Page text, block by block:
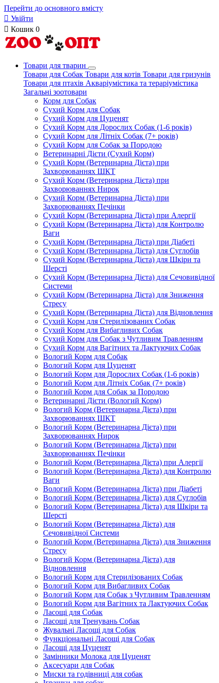
Перейти до основного вмісту
 Увійти
 Кошик 0
Товари для тварин
Товари для Собак Товари для котів Товари для гризунів
Товари для птахів Акваріумістика та тераріумістика
Загальні зоотовари
Корм для Собак
Сухий Корм для Собак
Сухий Корм для Цуценят
Сухий Корм для Дорослих Собак (1-6 років)
Сухий Корм для Літніх Собак (7+ років)
Сухий Корм для Собак за Породою
Ветеринарні Дієти (Сухий Корм)
Сухий Корм (Ветеринарна Дієта) при
Захворюваннях ШКТ
Сухий Корм (Ветеринарна Дієта) при
Захворюваннях Нирок
Сухий Корм (Ветеринарна Дієта) при
Захворюваннях Печінки
Сухий Корм (Ветеринарна Дієта) при Алергії
Сухий Корм (Ветеринарна Дієта) для Контролю
Ваги
Сухий Корм (Ветеринарна Дієта) при Діабеті
Сухий Корм (Ветеринарна Дієта) для Суглобів
Сухий Корм (Ветеринарна Дієта) для Шкіри та
Шерсті
Сухий Корм (Ветеринарна Дієта) для Сечовивідної
Системи
Сухий Корм (Ветеринарна Дієта) для Зниження
Стресу
Сухий Корм (Ветеринарна Дієта) для Відновлення
Сухий Корм для Стерилізованих Собак
Сухий Корм для Вибагливих Собак
Сухий Корм для Собак з Чутливим Травленням
Сухий Корм для Вагітних та Лактуючих Собак
Вологий Корм для Собак
Вологий Корм для Цуценят
Вологий Корм для Дорослих Собак (1-6 років)
Вологий Корм для Літніх Собак (7+ років)
Вологий Корм для Собак за Породою
Ветеринарні Дієти (Вологий Корм)
Вологий Корм (Ветеринарна Дієта) при
Захворюваннях ШКТ
Вологий Корм (Ветеринарна Дієта) при
Захворюваннях Нирок
Вологий Корм (Ветеринарна Дієта) при
Захворюваннях Печінки
Вологий Корм (Ветеринарна Дієта) при Алергії
Вологий Корм (Ветеринарна Дієта) для Контролю
Ваги
Вологий Корм (Ветеринарна Дієта) при Діабеті
Вологий Корм (Ветеринарна Дієта) для Суглобів
Вологий Корм (Ветеринарна Дієта) для Шкіри та
Шерсті
Вологий Корм (Ветеринарна Дієта) для
Сечовивідної Системи
Вологий Корм (Ветеринарна Дієта) для Зниження
Стресу
Вологий Корм (Ветеринарна Дієта) для
Відновлення
Вологий Корм для Стерилізованих Собак
Вологий Корм для Вибагливих Собак
Вологий Корм для Собак з Чутливим Травленням
Вологий Корм для Вагітних та Лактуючих Собак
Ласощі для Собак
Ласощі для Тренувань Собак
Жувальні Ласощі для Собак
Функціональні Ласощі для Собак
Ласощі для Цуценят
Замінники Молока для Цуценят
Аксесуари для Собак
Миски та годівниці для собак